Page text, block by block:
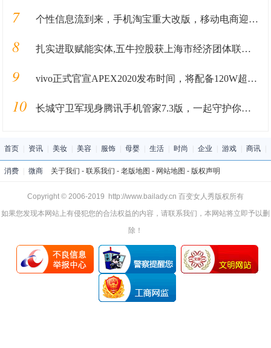
7 个性信息流到来，手机淘宝重大改版，移动电商迎来3.0时代
8 扎实进取赋能实体,五牛控股获上海市经济团体联合会认可
9 vivo正式官宣APEX2020发布时间，将配备120W超快闪充技术？
10 长城守卫军现身腾讯手机管家7.3版，一起守护你的手机安全
首页 资讯 美妆 美容 服饰 母婴 生活 时尚 企业 游戏 商讯
消费 微商 关于我们 - 联系我们 - 老版地图 - 网站地图 - 版权声明
Copyright © 2006-2019 http://www.bailady.cn 百变女人秀版权所有
如果您发现本网站上有侵犯您的合法权益的内容，请联系我们，本网站将立即予以删
除！